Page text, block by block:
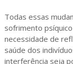
Todas essas
sofrimento
necessidade de
saúde dos
interferência seja